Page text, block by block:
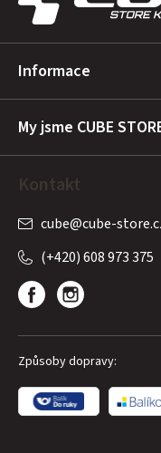
Informace
My jsme CUBE
Kontakt
cube@cube-
(+420) 608 973 375
Způsoby dopravy: